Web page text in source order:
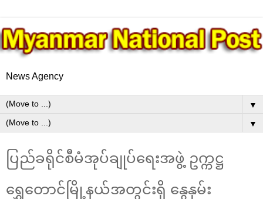
News Agency
▼
▼
ပြည်ခရိုင်စီမံအုပ်ချုပ်ရေးအဖွဲ့ ဥက္ကဋ္ဌ
ရွှေတောင်မြို့နယ်အတွင်းရှိ နွေနှမ်း